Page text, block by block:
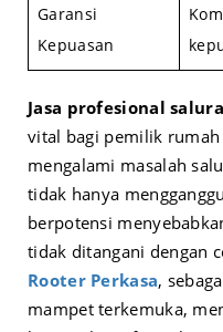
Garansi
Kepuasan
Jasa profesional
vital bagi pemilik rumah
mengalami masalah
tidak hanya
berpotensi
tidak ditangani dengan
Rooter Perkasa,
mampet terkemuka,